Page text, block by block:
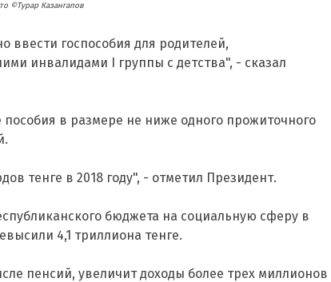
©Турар Казангапов
ввести госпособия для родителей,
инвалидами I группы с детства", - сказал
в размере не ниже одного прожиточного
тенге в 2018 году", - отметил Президент.
бюджета на социальную сферу в
4,1 триллиона тенге.
пенсий, увеличит доходы более трех миллионов